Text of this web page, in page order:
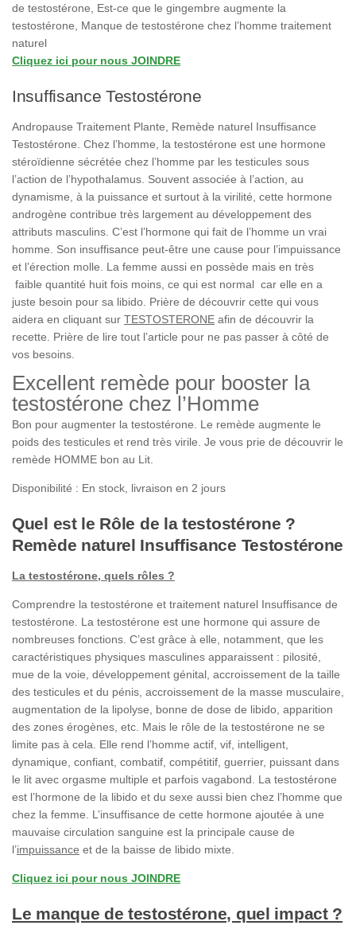
de testostérone, Est-ce que le gingembre augmente la
testostérone, Manque de testostérone chez l’homme traitement
naturel
Cliquez ici pour nous JOINDRE
Insuffisance Testostérone
Andropause Traitement Plante, Remède naturel Insuffisance
Testostérone. Chez l’homme, la testostérone est une hormone
stéroïdienne sécrétée chez l’homme par les testicules sous
l’action de l’hypothalamus. Souvent associée à l’action, au
dynamisme, à la puissance et surtout à la virilité, cette hormone
androgène contribue très largement au développement des
attributs masculins. C’est l’hormone qui fait de l’homme un vrai
homme. Son insuffisance peut-être une cause pour l’impuissance
et l’érection molle. La femme aussi en possède mais en très
faible quantité huit fois moins, ce qui est normal car elle en a
juste besoin pour sa libido. Prière de découvrir cette qui vous
aidera en cliquant sur TESTOSTERONE afin de découvrir la
recette. Prière de lire tout l’article pour ne pas passer à côté de
vos besoins.
Excellent remède pour booster la
testostérone chez l’Homme
Bon pour augmenter la testostérone. Le remède augmente le
poids des testicules et rend très virile. Je vous prie de découvrir le
remède HOMME bon au Lit.
Disponibilité : En stock, livraison en 2 jours
Quel est le Rôle de la testostérone ?
Remède naturel Insuffisance Testostérone
La testostérone, quels rôles ?
Comprendre la testostérone et traitement naturel Insuffisance de
testostérone. La testostérone est une hormone qui assure de
nombreuses fonctions. C’est grâce à elle, notamment, que les
caractéristiques physiques masculines apparaissent : pilosité,
mue de la voie, développement génital, accroissement de la taille
des testicules et du pénis, accroissement de la masse musculaire,
augmentation de la lipolyse, bonne de dose de libido, apparition
des zones érogènes, etc. Mais le rôle de la testostérone ne se
limite pas à cela. Elle rend l’homme actif, vif, intelligent,
dynamique, confiant, combatif, compétitif, guerrier, puissant dans
le lit avec orgasme multiple et parfois vagabond. La testostérone
est l’hormone de la libido et du sexe aussi bien chez l’homme que
chez la femme. L’insuffisance de cette hormone ajoutée à une
mauvaise circulation sanguine est la principale cause de
l’impuissance et de la baisse de libido mixte.
Cliquez ici pour nous JOINDRE
Le manque de testostérone, quel impact ?